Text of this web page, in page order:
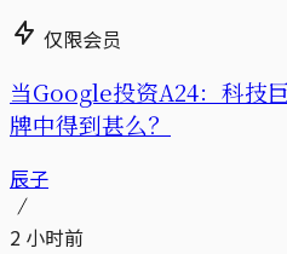
仅限会员
当Google投资A24：科
牌中得到甚么？
辰子
2 小时前